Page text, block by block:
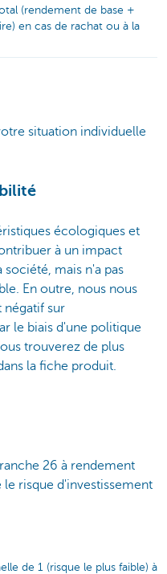
(rendement de base +
en cas de rachat ou à la
situation individuelle
écologiques et
à un impact
mais n'a pas
En outre, nous nous
sur
le biais d'une politique
trouverez de plus
la fiche produit.
26 à rendement
le risque d'investissement
de 1 (risque le plus faible) à